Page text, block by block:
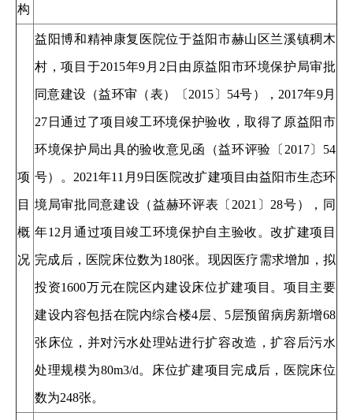
构
项
目
概
况
益阳博和精神康复医院位于益阳市赫山区兰溪镇稠木
村，项目于2015年9月2日由原益阳市环境保护局审批
同意建设（益环审（表）〔2015〕54号），2017年9月
27日通过了项目竣工环境保护验收，取得了原益阳市
环境保护局出具的验收意见函（益环评验〔2017〕54
号）。2021年11月9日医院改扩建项目由益阳市生态环
境局审批同意建设（益赫环评表〔2021〕28号），同
年12月通过项目竣工环境保护自主验收。改扩建项目
完成后，医院床位数为180张。现因医疗需求增加，拟
投资1600万元在院区内建设床位扩建项目。项目主要
建设内容包括在院内综合楼4层、5层预留病房新增68
张床位，并对污水处理站进行扩容改造，扩容后污水
处理规模为80m3/d。床位扩建项目完成后，医院床位
数为248张。